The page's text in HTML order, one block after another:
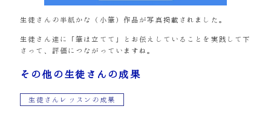
生徒さんの半紙かな（小筆）作品が写真掲載されました。
生徒さん達に「筆は立てて」とお伝えしていることを実践して下
さって、評価につながっていますね。
その他の生徒さんの成果
生徒さんレッスンの成果